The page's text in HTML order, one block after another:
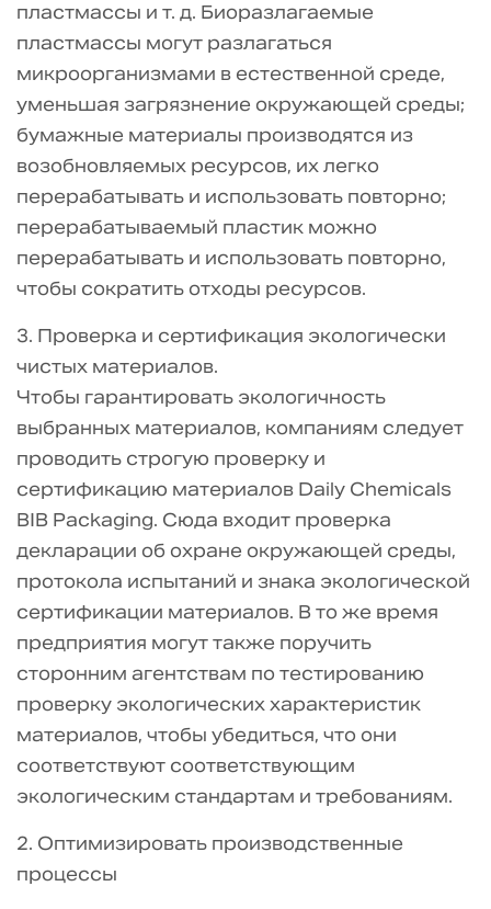
пластмассы и т. д. Биоразлагаемые
пластмассы могут разлагаться
микроорганизмами в естественной среде,
уменьшая загрязнение окружающей среды;
бумажные материалы производятся из
возобновляемых ресурсов, их легко
перерабатывать и использовать повторно;
перерабатываемый пластик можно
перерабатывать и использовать повторно,
чтобы сократить отходы ресурсов.
3. Проверка и сертификация экологически
чистых материалов.
Чтобы гарантировать экологичность
выбранных материалов, компаниям следует
проводить строгую проверку и
сертификацию материалов Daily Chemicals
BIB Packaging. Сюда входит проверка
декларации об охране окружающей среды,
протокола испытаний и знака экологической
сертификации материалов. В то же время
предприятия могут также поручить
сторонним агентствам по тестированию
проверку экологических характеристик
материалов, чтобы убедиться, что они
соответствуют соответствующим
экологическим стандартам и требованиям.
2. Оптимизировать производственные
процессы